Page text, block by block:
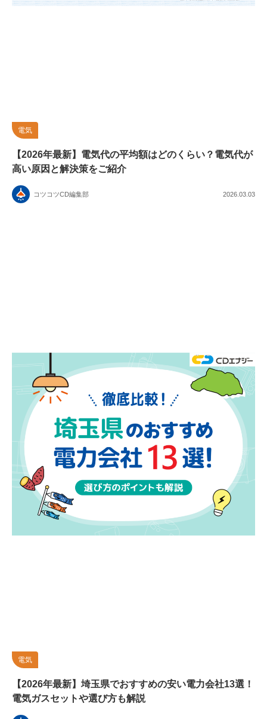
電気
【2026年最新】電気代の平均額はどのくらい？電気代が
高い原因と解決策をご紹介
コツコツCD編集部 2026.03.03
電気
【2026年最新】埼玉県でおすすめの安い電力会社13選！
電気ガスセットや選び方も解説